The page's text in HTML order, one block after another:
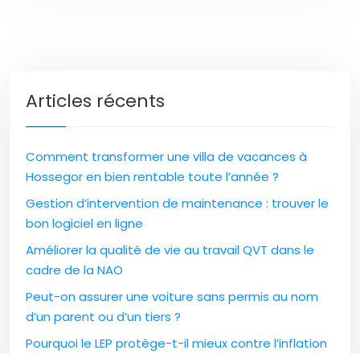
Articles récents
Comment transformer une villa de vacances à
Hossegor en bien rentable toute l’année ?
Gestion d’intervention de maintenance : trouver le
bon logiciel en ligne
Améliorer la qualité de vie au travail QVT dans le
cadre de la NAO
Peut-on assurer une voiture sans permis au nom
d’un parent ou d’un tiers ?
Pourquoi le LEP protège-t-il mieux contre l’inflation